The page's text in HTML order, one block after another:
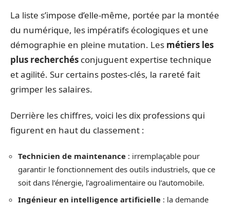
La liste s’impose d’elle-même, portée par la montée
du numérique, les impératifs écologiques et une
démographie en pleine mutation. Les métiers les
plus recherchés conjuguent expertise technique
et agilité. Sur certains postes-clés, la rareté fait
grimper les salaires.
Derrière les chiffres, voici les dix professions qui
figurent en haut du classement :
Technicien de maintenance : irremplaçable pour
garantir le fonctionnement des outils industriels, que ce
soit dans l’énergie, l’agroalimentaire ou l’automobile.
Ingénieur en intelligence artificielle : la demande